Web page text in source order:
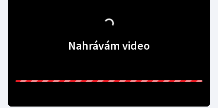
Nahrávám video